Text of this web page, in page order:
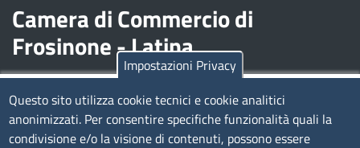
Camera di Commercio di
Frosinone - Latina
Contatti
Sede Legale di Latina: Viale Umberto I, 80 - 04100 (LT)
Impostazioni Privacy
Questo sito utilizza cookie tecnici e cookie analitici
anonimizzati. Per consentire specifiche funzionalità quali la
condivisione e/o la visione di contenuti, possono essere